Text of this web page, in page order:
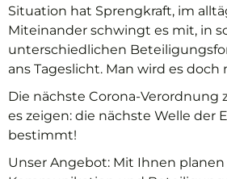
Situation hat Sprengkraft, im
Miteinander schwingt es mit, in
unterschiedlichen
ans Tageslicht. Man wird es doch
Die nächste Corona-Verordnung
es zeigen: die nächste Welle der
bestimmt!
Unser Angebot: Mit Ihnen